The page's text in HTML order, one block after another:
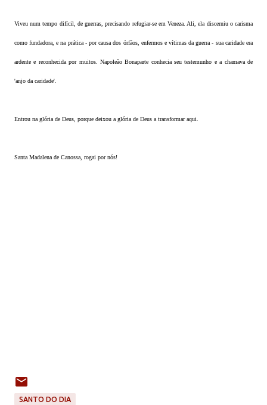
Viveu num tempo difícil, de guerras, precisando refugiar-se em Veneza. Ali, ela discerniu o carisma
como fundadora, e na prática - por causa dos órfãos, enfermos e vítimas da guerra - sua caridade era
ardente e reconhecida por muitos. Napoleão Bonaparte conhecia seu testemunho e a chamava de
'anjo da caridade'.
Entrou na glória de Deus, porque deixou a glória de Deus a transformar aqui.
Santa Madalena de Canossa, rogai por nós!
SANTO DO DIA